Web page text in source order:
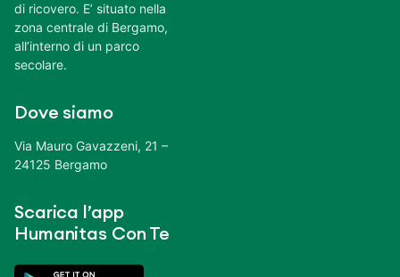
di ricovero. E’ situato nella
zona centrale di Bergamo,
all’interno di un parco
secolare.
Dove siamo
Via Mauro Gavazzeni, 21 –
24125 Bergamo
Scarica l’app
Humanitas Con Te